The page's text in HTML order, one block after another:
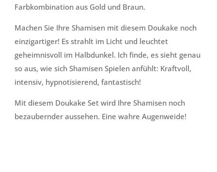
Farbkombination aus Gold und Braun.
Machen Sie Ihre Shamisen mit diesem Doukake noch
einzigartiger! Es strahlt im Licht und leuchtet
geheimnisvoll im Halbdunkel. Ich finde, es sieht genau
so aus, wie sich Shamisen Spielen anfühlt: Kraftvoll,
intensiv, hypnotisierend, fantastisch!
Mit diesem Doukake Set wird Ihre Shamisen noch
bezaubernder aussehen. Eine wahre Augenweide!